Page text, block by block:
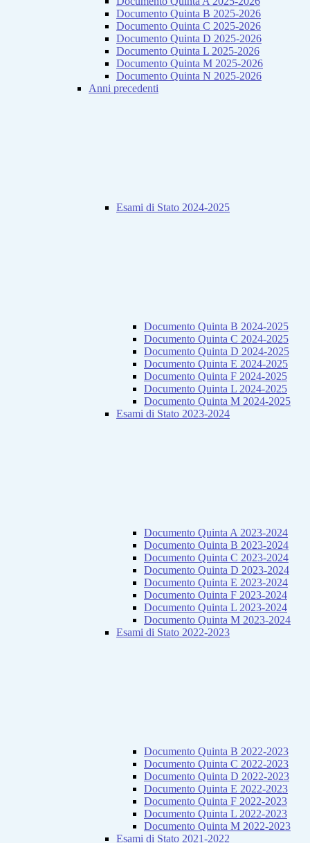
Documento Quinta B 2025-2026
Documento Quinta C 2025-2026
Documento Quinta D 2025-2026
Documento Quinta L 2025-2026
Documento Quinta M 2025-2026
Documento Quinta N 2025-2026
Anni precedenti
Esami di Stato 2024-2025
Documento Quinta B 2024-2025
Documento Quinta C 2024-2025
Documento Quinta D 2024-2025
Documento Quinta E 2024-2025
Documento Quinta F 2024-2025
Documento Quinta L 2024-2025
Documento Quinta M 2024-2025
Esami di Stato 2023-2024
Documento Quinta A 2023-2024
Documento Quinta B 2023-2024
Documento Quinta C 2023-2024
Documento Quinta D 2023-2024
Documento Quinta E 2023-2024
Documento Quinta F 2023-2024
Documento Quinta L 2023-2024
Documento Quinta M 2023-2024
Esami di Stato 2022-2023
Documento Quinta B 2022-2023
Documento Quinta C 2022-2023
Documento Quinta D 2022-2023
Documento Quinta E 2022-2023
Documento Quinta F 2022-2023
Documento Quinta L 2022-2023
Documento Quinta M 2022-2023
Esami di Stato 2021-2022